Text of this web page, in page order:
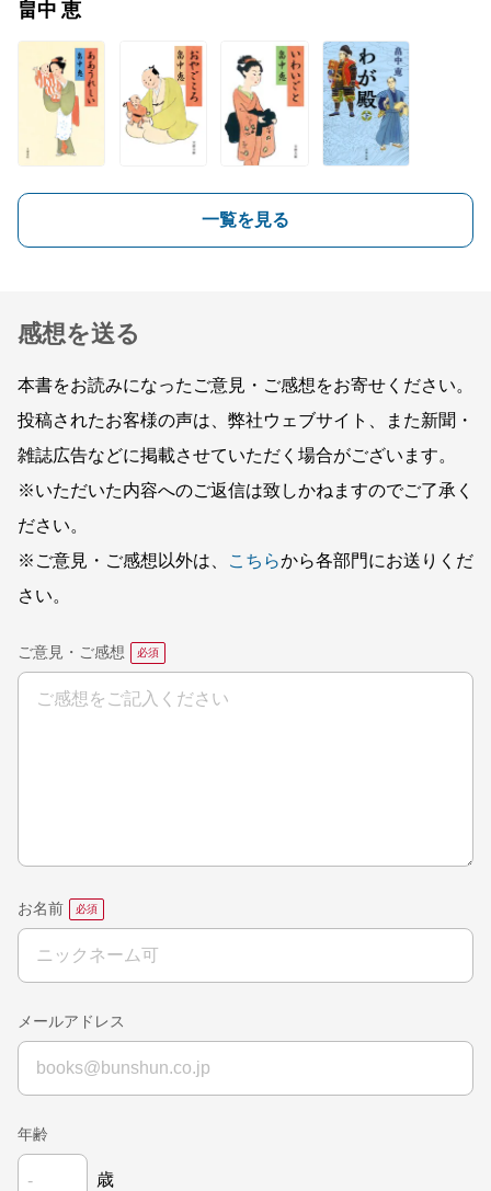
畠中 恵
一覧を見る
感想を送る
本書をお読みになったご意見・ご感想をお寄せください。
投稿されたお客様の声は、弊社ウェブサイト、また新聞・
雑誌広告などに掲載させていただく場合がございます。
※いただいた内容へのご返信は致しかねますのでご了承く
ださい。
※ご意見・ご感想以外は、
こちらから各部門にお送りくだ
さい。
ご意見・ご感想
お名前
メールアドレス
年齢
歳